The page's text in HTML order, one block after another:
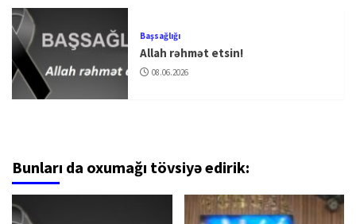
Başsağlığı
Allah rəhmət etsin!
08.06.2026
Bunları da oxumağı tövsiyə edirik: